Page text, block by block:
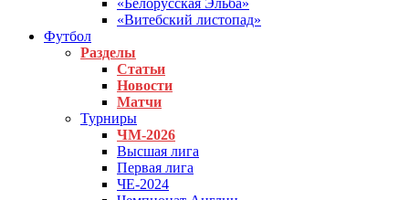
«Белорусская Эльба»
«Витебский листопад»
Футбол
Разделы
Статьи
Новости
Матчи
Турниры
ЧМ-2026
Высшая лига
Первая лига
ЧЕ-2024